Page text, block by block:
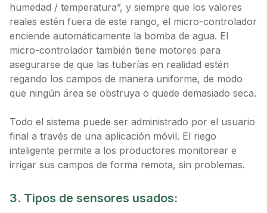
humedad / temperatura”, y siempre que los valores
reales estén fuera de este rango, el micro-controlador
enciende automáticamente la bomba de agua. El
micro-controlador también tiene motores para
asegurarse de que las tuberías en realidad estén
regando los campos de manera uniforme, de modo
que ningún área se obstruya o quede demasiado seca.
Todo el sistema puede ser administrado por el usuario
final a través de una aplicación móvil. El riego
inteligente permite a los productores monitorear e
irrigar sus campos de forma remota, sin problemas.
3. Tipos de sensores usados: